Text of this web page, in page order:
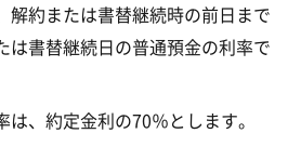
解約または書替継続時の前日まで
は書替継続日の普通預金の利率で
、約定金利の70％とします。